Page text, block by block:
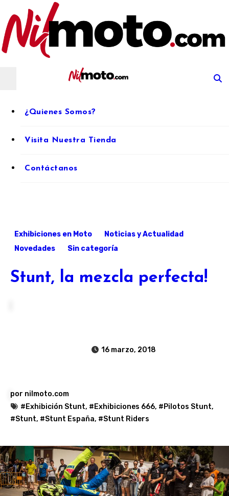
Nilmoto.com
Artículos sobre repuestos y accesorios para moto
¿Quienes Somos?
Visita Nuestra Tienda
Contáctanos
Exhibiciones en Moto
Noticias y Actualidad
Novedades
Sin categoría
Stunt, la mezcla perfecta!
por nilmoto.com
16 marzo, 2018
#Exhibición Stunt, #Exhibiciones 666, #Pilotos Stunt,
#Stunt, #Stunt España, #Stunt Riders